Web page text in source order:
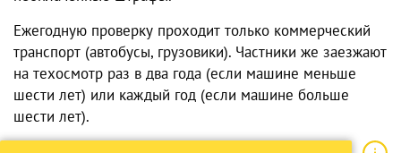
Ежегодную проверку проходит только коммерческий
транспорт (автобусы, грузовики). Частники же заезжают
на техосмотр раз в два года (если машине меньше
шести лет) или каждый год (если машине больше
шести лет).